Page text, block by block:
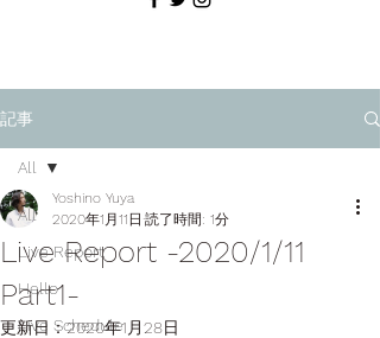
記事
All
Live Report
Hello
Live Schedule
All
Live Report -2020/1/11
Part1-
Yoshino Yuya
2020年1月11日 読了時間: 1分
更新日：2020年1月28日